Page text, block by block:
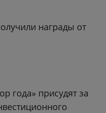
награды от
года» присудят за